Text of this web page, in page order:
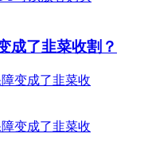
成了韭菜收割？